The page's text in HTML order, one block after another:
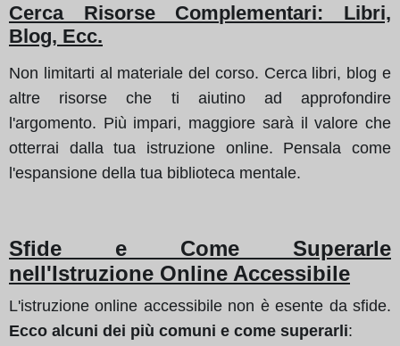
Cerca Risorse Complementari: Libri,
Blog, Ecc.
Non limitarti al materiale del corso. Cerca libri, blog e
altre risorse che ti aiutino ad approfondire
l'argomento. Più impari, maggiore sarà il valore che
otterrai dalla tua istruzione online. Pensala come
l'espansione della tua biblioteca mentale.
Sfide e Come Superarle
nell'Istruzione Online Accessibile
L'istruzione online accessibile non è esente da sfide.
Ecco alcuni dei più comuni e come superarli: